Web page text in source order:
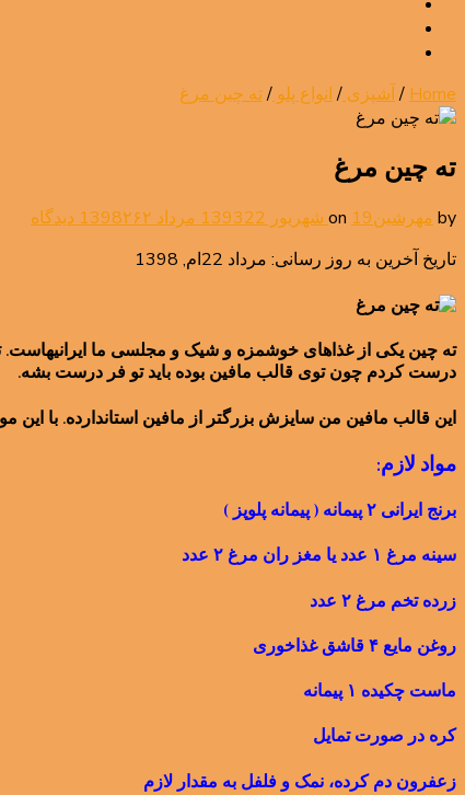
Home
/ آشپزی / انواع پلو /ته چین مرغ
ته چین مرغ
by مهرشین on 19 شهریور 1393 22 مرداد 1398 ۲۶۲ دیدگاه
تاریخ آخرین به روز رسانی: مرداد 22ام, 1398
ته چین یکی از غذاهای خوشمزه و شیک و مجلسی ما
درست کردم چون توی قالب مافین بوده باید تو فر درست بشه.
این قالب مافین من سایزش بزرگتر از مافین استاندارده. با این مواد لازم ۶ تا ته چین تک نفره توی این قالبهای بزرگتر از مافین
مواد لازم:
برنج ایرانی ۲ پیمانه ( پیمانه پلوپز )
سینه مرغ ۱ عدد یا مغز ران مرغ ۲ عدد
زرده تخم مرغ ۲ عدد
روغن مایع ۴ قاشق غذاخوری
ماست چکیده ۱ پیمانه
کره در صورت تمایل
زعفرون دم کرده، نمک و فلفل به مقدار لازم